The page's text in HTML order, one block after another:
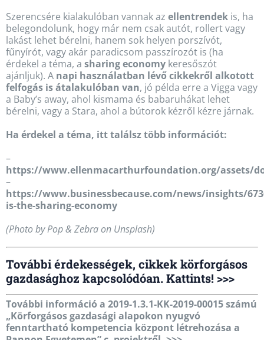
Szerencsére kialakulóban vannak az ellentrendekis, ha
belegondolunk, hogy már nem csak autót, rollert vagy
lakást lehet bérelni, hanem sok helyen porszívót,
fűnyírót, vagy akár paradicsom passzírozót is (ha
érdekel a téma, a sharing economykeresőszót
ajánljuk). Anapi használatban lévő cikkekről alkotott
felfogás is átalakulóban van, jó példa erre a Vigga vagy
a Baby’s away, ahol kismama és babaruhákat lehet
bérelni, vagy a Stara, ahol a bútorok kézről kézre járnak.
Ha érdekel a téma, itt találsz több információt:
–
https://www.ellenmacarthurfoundation.org/assets/
–
https://www.businessbecause.com/news/insights/
is-the-sharing-economy
(Photo by Pop & Zebra on Unsplash)
További érdekességek, cikkek körforgásos
gazdasághoz kapcsolódóan. Kattints! >>>
További információ a 2019-1.3.1-KK-2019-00015 számú
„Körforgásos gazdasági alapokon nyugvó
fenntartható kompetencia központ létrehozása a